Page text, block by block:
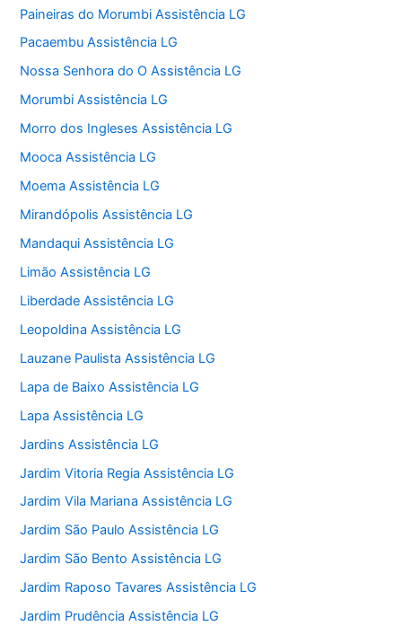
Paineiras do Morumbi Assistência LG
Pacaembu Assistência LG
Nossa Senhora do O Assistência LG
Morumbi Assistência LG
Morro dos Ingleses Assistência LG
Mooca Assistência LG
Moema Assistência LG
Mirandópolis Assistência LG
Mandaqui Assistência LG
Limão Assistência LG
Liberdade Assistência LG
Leopoldina Assistência LG
Lauzane Paulista Assistência LG
Lapa de Baixo Assistência LG
Lapa Assistência LG
Jardins Assistência LG
Jardim Vitoria Regia Assistência LG
Jardim Vila Mariana Assistência LG
Jardim São Paulo Assistência LG
Jardim São Bento Assistência LG
Jardim Raposo Tavares Assistência LG
Jardim Prudência Assistência LG